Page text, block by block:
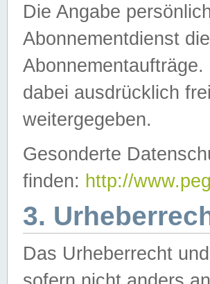
Die Angabe
Abonnementdienst
dabei ausdrücklich
weitergegeben.
Gesonderte
finden: http://
3.
Das Urheberrecht